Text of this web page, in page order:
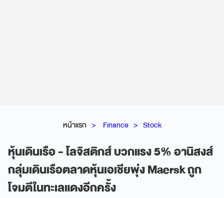
หน้าแรก Finance Stock
หุ้นเดินเรือ - โลจิสติกส์ บวกแรง 5% อานิสงส์
กลุ่มเดินเรือตลาดหุ้นเอเชียพุ่ง Maersk ถูก
โจมตีในทะเลแดงอีกครั้ง